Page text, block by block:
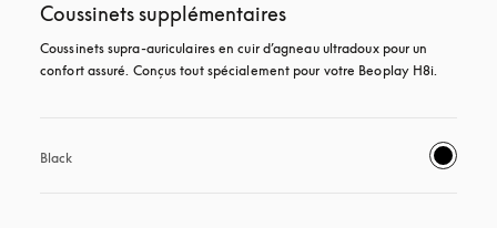
Coussinets supplémentaires
Coussinets supra-auriculaires en cuir d’agneau ultradoux pour un
confort assuré. Conçus tout spécialement pour votre Beoplay H8i.
Black